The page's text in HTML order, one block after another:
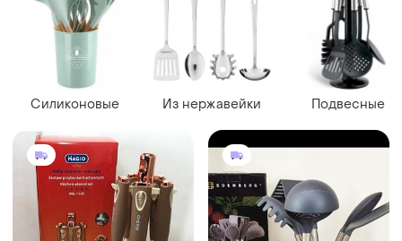
Силиконовые Из нержавейки Подвесные